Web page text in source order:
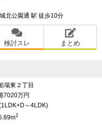
です。
いますが、大きな事件
屋が沢山ある訳では無
北公園通 駅 徒歩10分
検討スレ まとめ
場東２丁目
7020万円
～4LDK)
2